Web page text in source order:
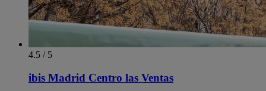
4.5 / 5
ibis Madrid Centro las Ventas